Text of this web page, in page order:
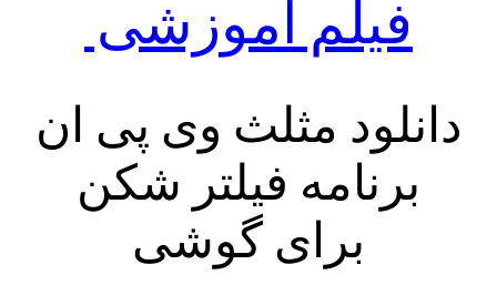
فیلم اموزشی
دانلود مثلث وی پی ان
برنامه فیلتر شکن
برای گوشی